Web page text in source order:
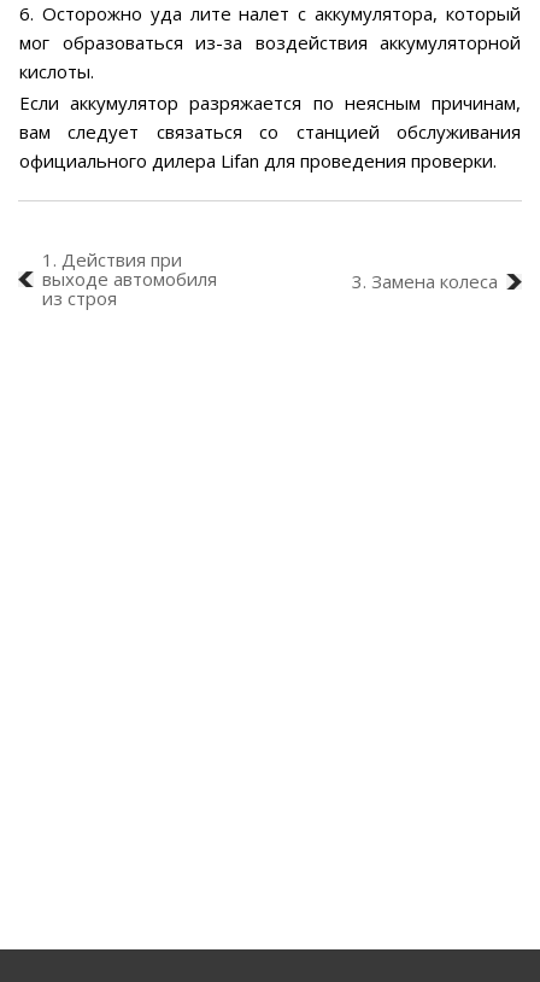
6. Осторожно уда лите налет с аккумулятора, который
мог образоваться из-за воздействия аккумуляторной
кислоты.
Если аккумулятор разряжается по неясным причинам,
вам следует связаться со станцией обслуживания
официального дилера Lifan для проведения проверки.
1. Действия при
выходе автомобиля
из строя
3. Замена колеса